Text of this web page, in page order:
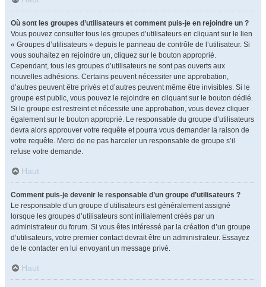
Où sont les groupes d’utilisateurs et comment puis-je en rejoindre un ?
Vous pouvez consulter tous les groupes d’utilisateurs en cliquant sur le lien
« Groupes d’utilisateurs » depuis le panneau de contrôle de l’utilisateur. Si
vous souhaitez en rejoindre un, cliquez sur le bouton approprié.
Cependant, tous les groupes d’utilisateurs ne sont pas ouverts aux
nouvelles adhésions. Certains peuvent nécessiter une approbation,
d’autres peuvent être privés et d’autres peuvent même être invisibles. Si le
groupe est public, vous pouvez le rejoindre en cliquant sur le bouton dédié.
Si le groupe est restreint et nécessite une approbation, vous devez cliquer
également sur le bouton approprié. Le responsable du groupe d’utilisateurs
devra alors approuver votre requête et pourra vous demander la raison de
votre requête. Merci de ne pas harceler un responsable de groupe s’il
refuse votre demande.
Haut
Comment puis-je devenir le responsable d’un groupe d’utilisateurs ?
Le responsable d’un groupe d’utilisateurs est généralement assigné
lorsque les groupes d’utilisateurs sont initialement créés par un
administrateur du forum. Si vous êtes intéressé par la création d’un groupe
d’utilisateurs, votre premier contact devrait être un administrateur. Essayez
de le contacter en lui envoyant un message privé.
Haut